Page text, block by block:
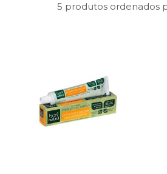
5 produtos ordenados